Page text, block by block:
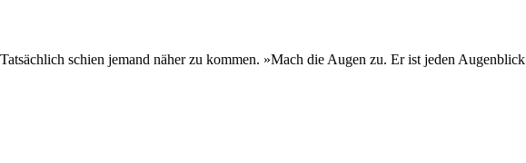
schien jemand näher zu kommen. »Mach die Augen zu. Er ist jeden Augenblick